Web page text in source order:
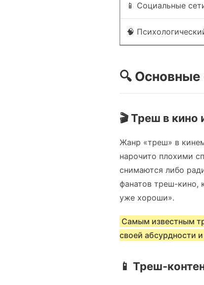
📱 Социальные
🧠
🔍
🎬 Треш в кино
Жанр «треш» в
нарочито плохими
снимаются либо
фанатов треш-кино,
уже хороши».
Самым известным
своей абсурдности
📱 Треш-